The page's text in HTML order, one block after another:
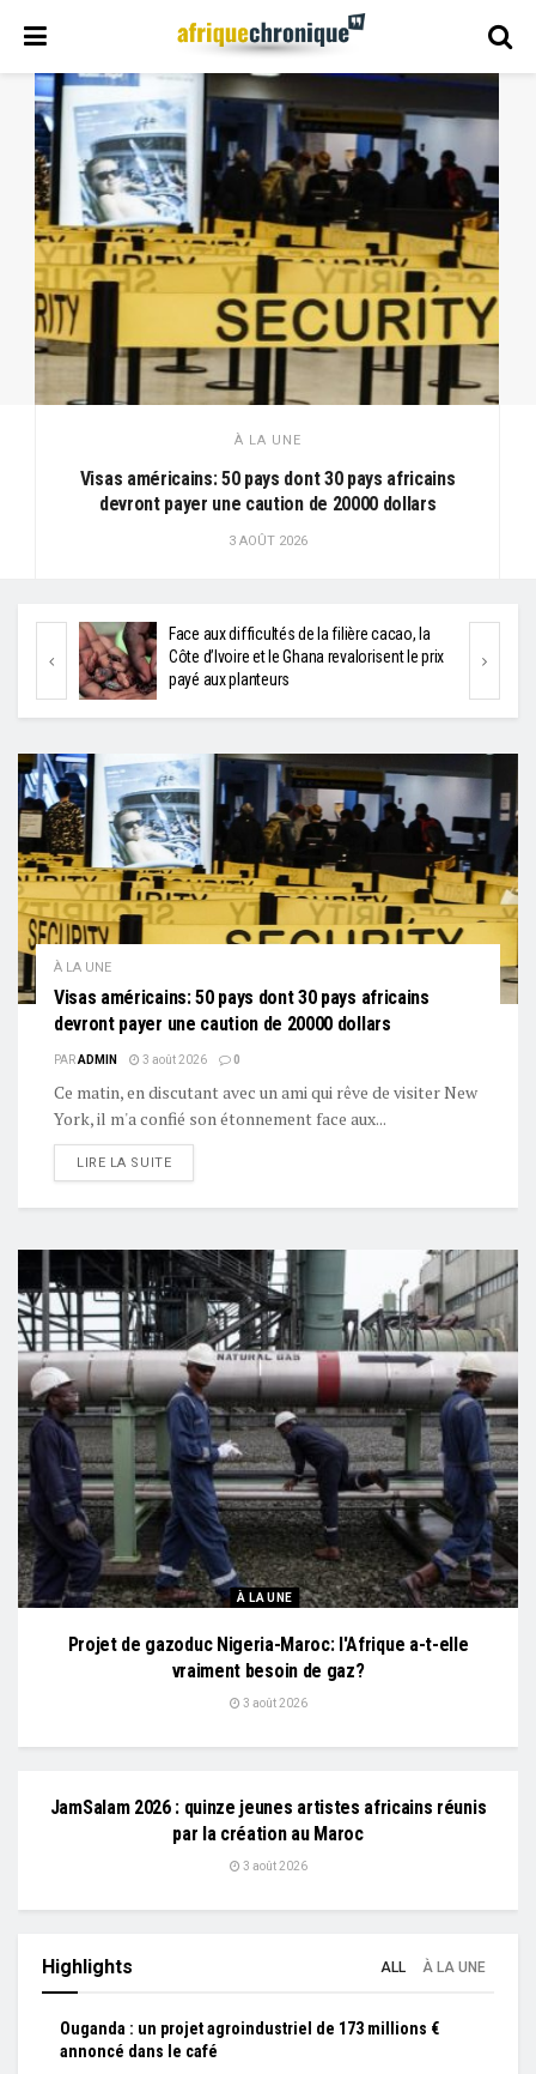
À LA UNE
Visas américains: 50 pays dont 30 pays africains
devront payer une caution de 20000 dollars
3 AOÛT 2026
Face aux difficultés de la filière cacao, la
Côte d’Ivoire et le Ghana revalorisent le prix
payé aux planteurs
À LA UNE
Visas américains: 50 pays dont 30 pays africains
devront payer une caution de 20000 dollars
PARADMIN 3 août 2026 0
Ce matin, en discutant avec un ami qui rêve de visiter New
York, il m'a confié son étonnement face aux...
LIRE LA SUITE
À LA UNE
Projet de gazoduc Nigeria-Maroc: l'Afrique a-t-elle
vraiment besoin de gaz?
3 août 2026
JamSalam 2026 : quinze jeunes artistes africains réunis
par la création au Maroc
3 août 2026
Highlights ALL À LA UNE
Ouganda : un projet agroindustriel de 173 millions €
annoncé dans le café